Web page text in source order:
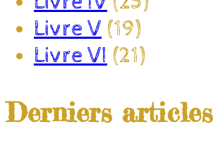
Livre V (19)
Livre VI (21)
Derniers articles